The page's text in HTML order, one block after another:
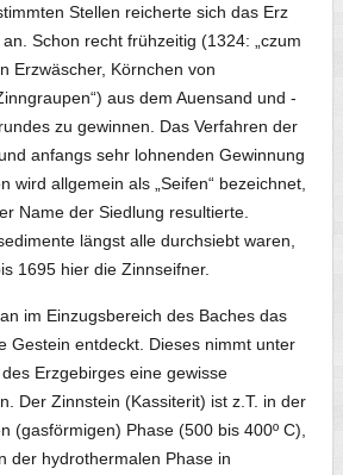
Stellen reicherte sich das Erz
Schon recht frühzeitig (1324: „czum
Erzwäscher, Körnchen von
aus dem Auensand und -
zu gewinnen. Das Verfahren der
anfangs sehr lohnenden Gewinnung
wird allgemein als „Seifen“ bezeichnet,
Name der Siedlung resultierte.
längst alle durchsiebt waren,
1695 hier die Zinnseifner.
im Einzugsbereich des Baches das
Gestein entdeckt. Dieses nimmt unter
Erzgebirges eine gewisse
Der Zinnstein (Kassiterit) ist z.T. in der
(gasförmigen) Phase (500 bis 400º C),
der hydrothermalen Phase in